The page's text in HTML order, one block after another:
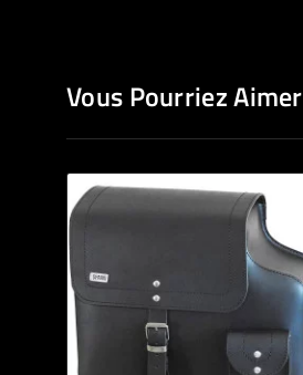
Vous Pourriez Aimer